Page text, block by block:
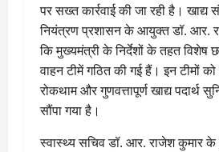
पर सख्त कार्रवाई की जा रही है। खाद्य
नियंत्रण प्रशासन के आयुक्त डॉ. आर.
कि मुख्यमंत्री के निर्देशों के तहत विशेष
वाहन टीमें गठित की गई हैं। इन टीमों को
रोकथाम और गुणवत्तापूर्ण खाद्य पदार्थ
सौंपा गया है।
स्वास्थ्य सचिव डॉ. आर. राजेश कुमार